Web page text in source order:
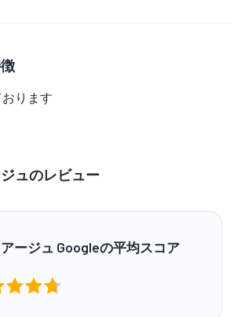
ります
ュのレビュー
ージュ Googleの平均スコア